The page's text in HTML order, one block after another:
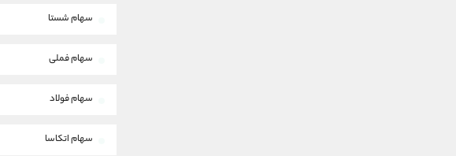
سهام شستا
سهام فملی
سهام فولاد
سهام اتکاسا